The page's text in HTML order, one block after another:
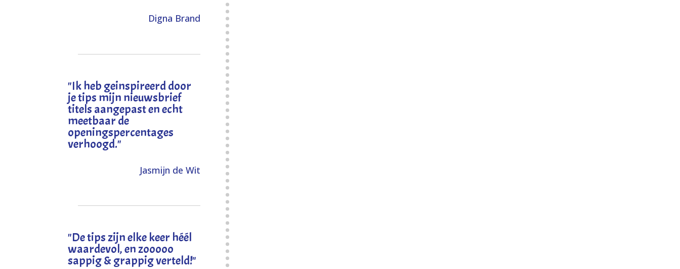
Digna Brand
"Ik heb geinspireerd door
je tips mijn nieuwsbrief
titels aangepast en echt
meetbaar de
openingspercentages
verhoogd."
Jasmijn de Wit
"De tips zijn elke keer héél
waardevol, en zooooo
sappig & grappig verteld!"